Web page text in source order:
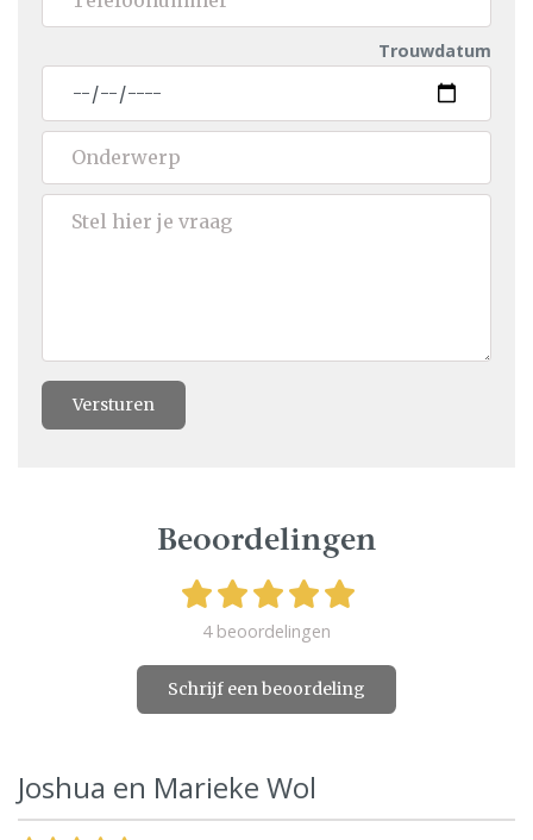
Trouwdatum
Versturen
Beoordelingen
4 beoordelingen
Schrijf een beoordeling
Joshua en Marieke Wol